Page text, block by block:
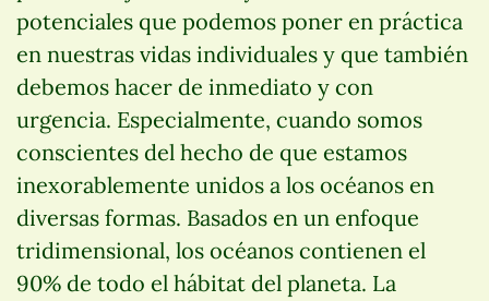
potenciales que podemos poner en práctica
en nuestras vidas individuales y que también
debemos hacer de inmediato y con
urgencia. Especialmente, cuando somos
conscientes del hecho de que estamos
inexorablemente unidos a los océanos en
diversas formas. Basados en un enfoque
tridimensional, los océanos contienen el
90% de todo el hábitat del planeta. La